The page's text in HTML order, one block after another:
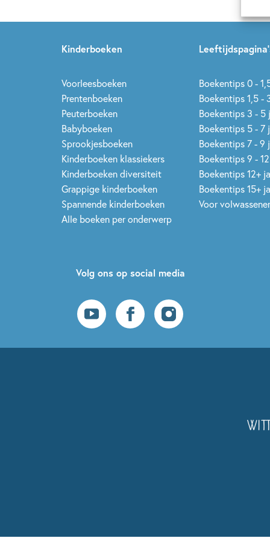
Kinderboeken
Voorleesboeken
Prentenboeken
Peuterboeken
Babyboeken
Sprookjesboeken
Kinderboeken klassiekers
Kinderboeken diversiteit
Grappige kinderboeken
Spannende kinderboeken
Alle boeken per onderwerp
Boekentips 0 -
Boekentips 1,5 -
Boekentips 3 - 5
Boekentips 5 - 7
Boekentips 7 - 9
Boekentips 9 -
Boekentips 12+
Boekentips 15+
Voor
Volg ons op social media